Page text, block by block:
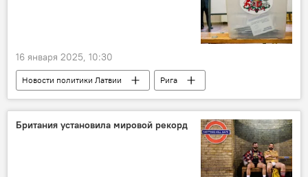
16 января 2025, 10:30
Новости политики Латвии
Рига
"Латвия на первом месте"
Согласие
Британия установила мировой рекорд